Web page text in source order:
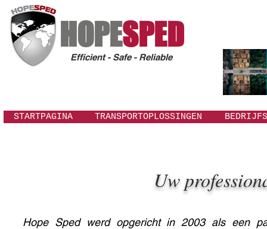
HOPESPED
Efficient - Safe - Reliable
STARTPAGINA TRANSPORTOPLOSSINGEN
Uw
Hope Sped werd opgericht in 2003 als een